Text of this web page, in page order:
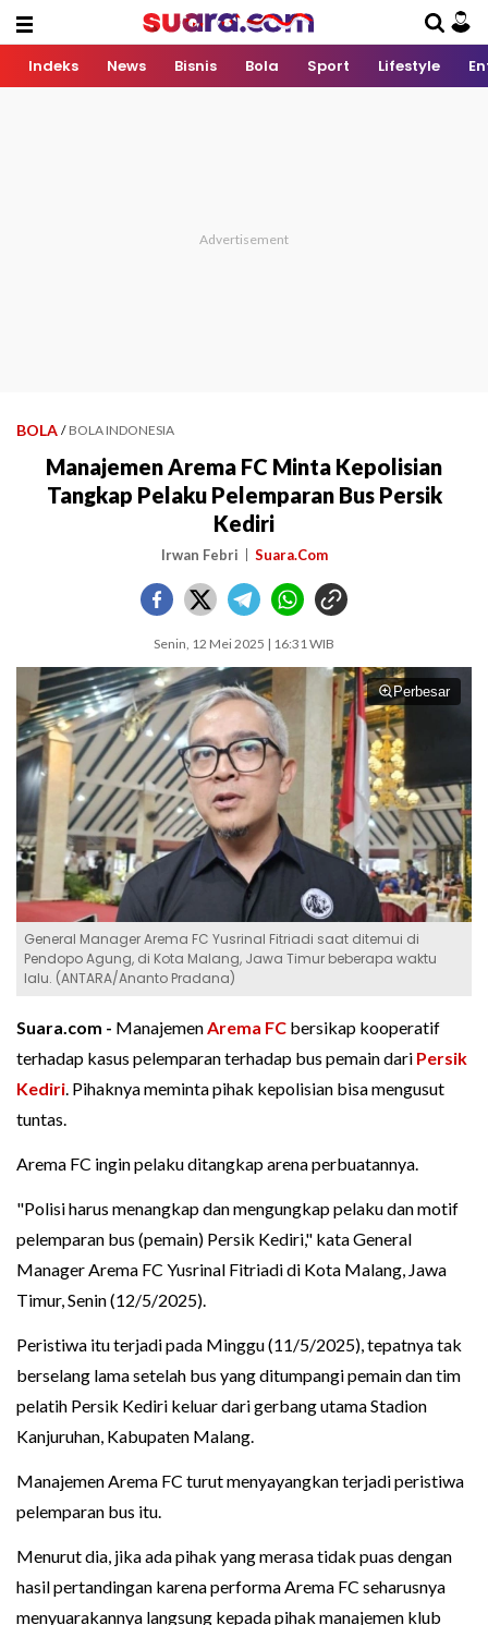
Indeks News Bisnis Bola Sport Lifestyle
BOLA / BOLA INDONESIA
Manajemen Arema FC Minta Kepolisian
Tangkap Pelaku Pelemparan Bus Persik
Kediri
Irwan Febri Suara.Com
Senin, 12 Mei 2025 | 16:31 WIB
Perbesar
General Manager Arema FC Yusrinal Fitriadi saat ditemui di
Pendopo Agung, di Kota Malang, Jawa Timur beberapa waktu
lalu. (ANTARA/Ananto Pradana)
Suara.com - ManajemenArema FC bersikap kooperatif
terhadap kasus pelemparan terhadap bus pemain dari Persik
Kediri. Pihaknya meminta pihak kepolisian bisa mengusut
tuntas.
Arema FC ingin pelaku ditangkap arena perbuatannya.
"Polisi harus menangkap dan mengungkap pelaku dan motif
pelemparan bus (pemain) Persik Kediri," kata General
Manager Arema FC Yusrinal Fitriadi di Kota Malang, Jawa
Timur, Senin (12/5/2025).
Peristiwa itu terjadi pada Minggu (11/5/2025), tepatnya tak
berselang lama setelah bus yang ditumpangi pemain dan tim
pelatih Persik Kediri keluar dari gerbang utama Stadion
Kanjuruhan, Kabupaten Malang.
Manajemen Arema FC turut menyayangkan terjadi peristiwa
pelemparan bus itu.
Menurut dia, jika ada pihak yang merasa tidak puas dengan
hasil pertandingan karena performa Arema FC seharusnya
menyuarakannya langsung kepada pihak manajemen klub